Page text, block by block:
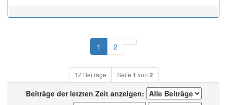
1 2 Nächste
12 Beiträge Seite 1 von 2
Beiträge der letzten Zeit anzeigen: